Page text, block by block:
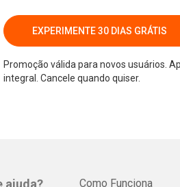
EXPERIMENTE 30 DIAS GRÁTIS
Promoção válida para novos usuários.
integral. Cancele quando quiser.
ajuda? Como Funciona